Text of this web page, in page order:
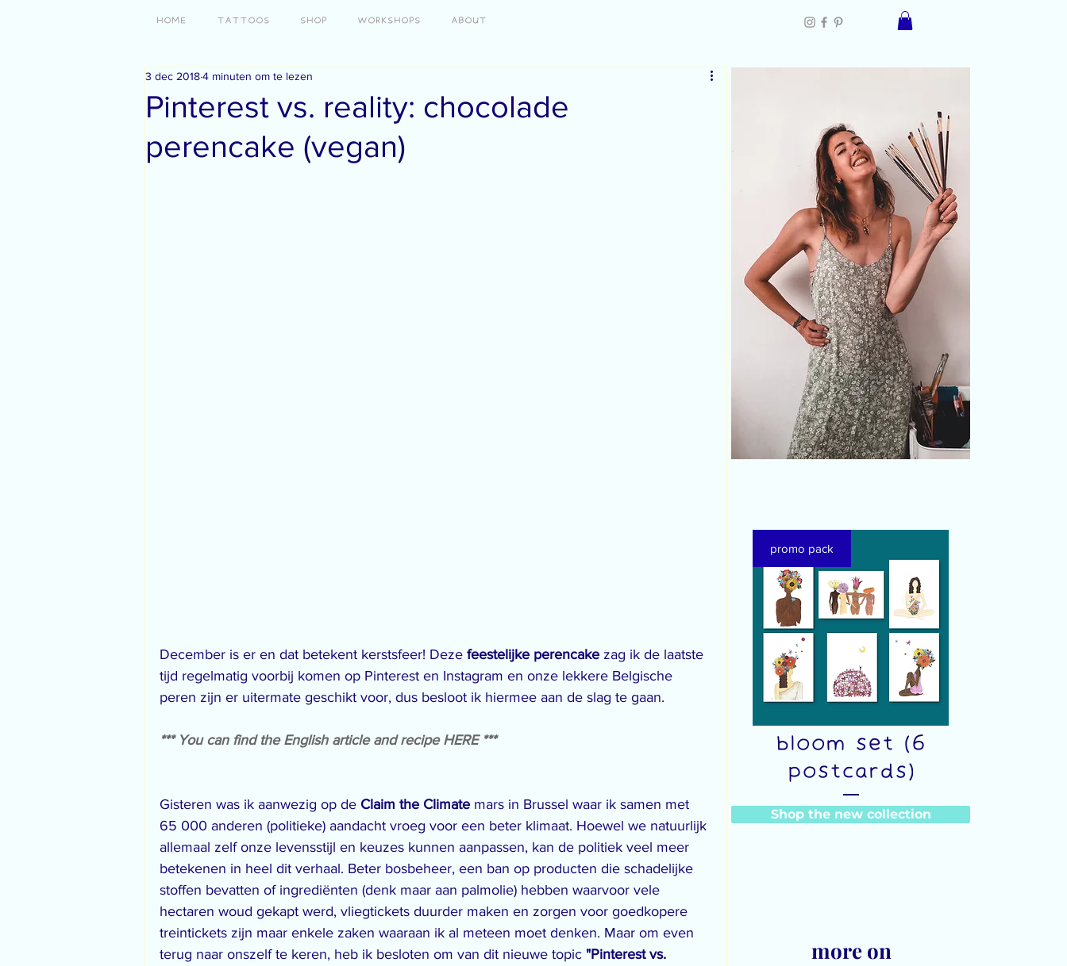
HOME TATTOOS SHOP WORKSHOPS ABOUT
promo pack
bloom set (6
postcards)
€23,00Prijs
Pinterest vs. reality: chocolade
perencake (vegan)
3 dec 20184 minuten om te lezen
December is er en dat betekent kerstsfeer! Deze feestelijke perencake zag ik de laatste
tijd regelmatig voorbij komen op Pinterest en Instagram en onze lekkere Belgische
peren zijn er uitermate geschikt voor, dus besloot ik hiermee aan de slag te gaan.
*** You can find the English article and recipe HERE ***
Gisteren was ik aanwezig op de Claim the Climate mars in Brussel waar ik samen met
65 000 anderen (politieke) aandacht vroeg voor een beter klimaat. Hoewel we natuurlijk
allemaal zelf onze levensstijl en keuzes kunnen aanpassen, kan de politiek veel meer
betekenen in heel dit verhaal. Beter bosbeheer, een ban op producten die schadelijke
stoffen bevatten of ingrediënten (denk maar aan palmolie) hebben waarvoor vele
hectaren woud gekapt werd, vliegtickets duurder maken en zorgen voor goedkopere
treintickets zijn maar enkele zaken waaraan ik al meteen moet denken. Maar om even
terug naar onszelf te keren, heb ik besloten om van dit nieuwe topic "Pinterest vs.
more on
Shop the new collection